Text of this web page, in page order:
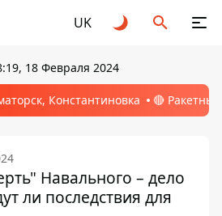
UK
18 Февраля 2024
Константиновка 🔴
Навального – дело
ли последствия для